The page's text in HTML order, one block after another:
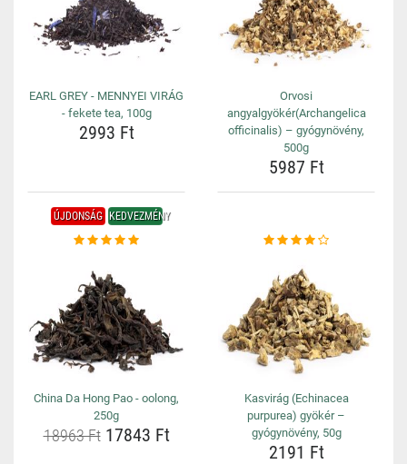
EARL GREY - MENNYEI VIRÁG
- fekete tea, 100g
2993 Ft
Orvosi
angyalgyökér(Archangelica
officinalis) – gyógynövény,
500g
5987 Ft
ÚJDONSÁG KEDVEZMÉNY
China Da Hong Pao - oolong,
250g
18963 Ft17843 Ft
Kasvirág (Echinacea
purpurea) gyökér –
gyógynövény, 50g
2191 Ft